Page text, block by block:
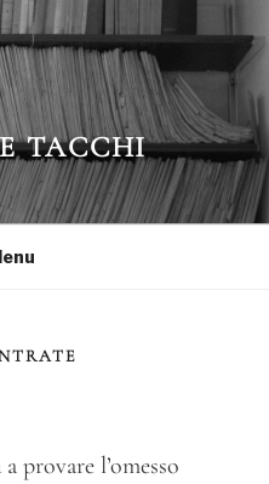
TACCHI
provare l’omesso